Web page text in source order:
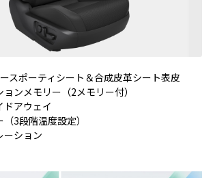
スポーティシート＆合成皮革シート表皮
ンメモリー（2メモリー付）
アウェイ
3段階温度設定）
ーション